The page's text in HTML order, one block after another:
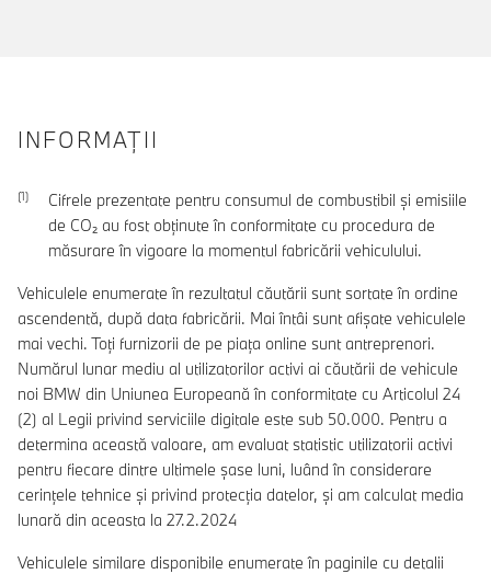
INFORMAŢII
Cifrele prezentate pentru consumul de combustibil şi emisiile
de CO₂ au fost obţinute în conformitate cu procedura de
măsurare în vigoare la momentul fabricării vehiculului.
Vehiculele enumerate în rezultatul căutării sunt sortate în ordine
ascendentă, după data fabricării. Mai întâi sunt afișate vehiculele
mai vechi. Toți furnizorii de pe piața online sunt antreprenori.
Numărul lunar mediu al utilizatorilor activi ai căutării de vehicule
noi BMW din Uniunea Europeană în conformitate cu Articolul 24
(2) al Legii privind serviciile digitale este sub 50.000. Pentru a
determina această valoare, am evaluat statistic utilizatorii activi
pentru fiecare dintre ultimele șase luni, luând în considerare
cerințele tehnice și privind protecția datelor, și am calculat media
lunară din aceasta la 27.2.2024
Vehiculele similare disponibile enumerate în paginile cu detalii